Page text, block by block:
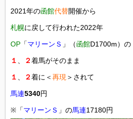
2021年の函館代替開催から
札幌に戻して行われた2022年
OP 「マリーンＳ 」（函館D1700m）の
１ ２着馬がそのまま
１ ２着に＜再現 ＞されて
馬連5340円
※ 「マリーンＳ 」の馬連17180円